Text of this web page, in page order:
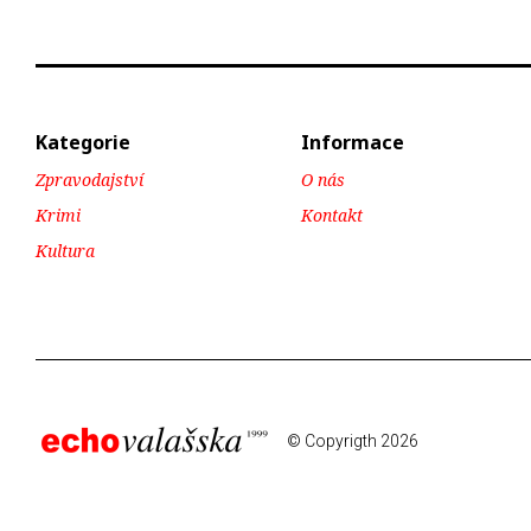
Kategorie
Zpravodajství
Krimi
Kultura
Informace
O nás
Kontakt
© Copyrigth 2026